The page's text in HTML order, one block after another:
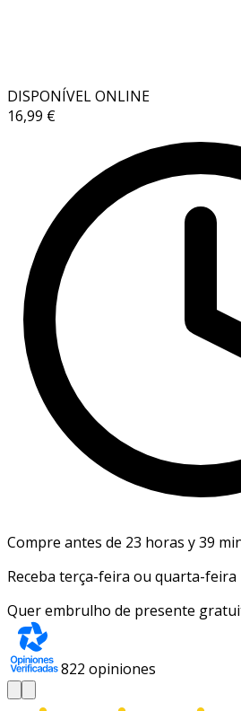
DISPONÍVEL ONLINE
16,99 €
Compre antes de 23 horas y 39
Receba terça-feira ou quarta-feira
Quer embrulho de presente
822 opiniones